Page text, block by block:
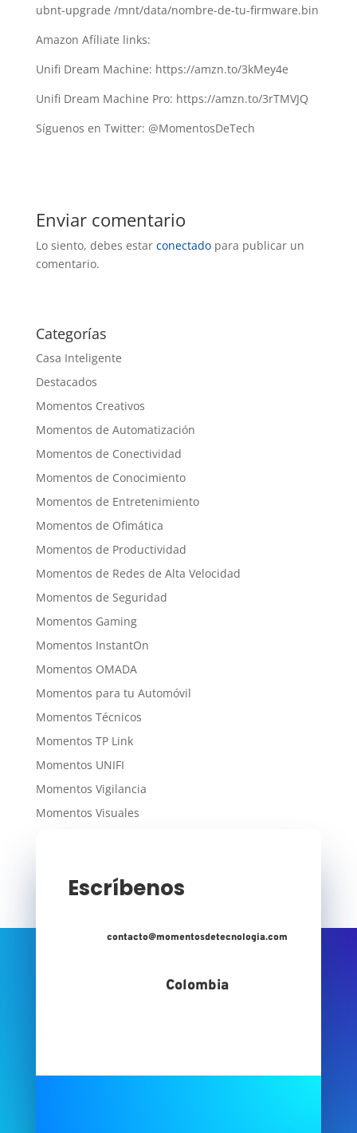
ubnt-upgrade /mnt/data/nombre-de-tu-firmware.bin
Amazon Afíliate links:
Unifi Dream Machine: https://amzn.to/3kMey4e
Unifi Dream Machine Pro: https://amzn.to/3rTMVJQ
Síguenos en Twitter: @MomentosDeTech
Enviar comentario
Lo siento, debes estar conectadopara publicar un
comentario.
Categorías
Casa Inteligente
Destacados
Momentos Creativos
Momentos de Automatización
Momentos de Conectividad
Momentos de Conocimiento
Momentos de Entretenimiento
Momentos de Ofimática
Momentos de Productividad
Momentos de Redes de Alta Velocidad
Momentos de Seguridad
Momentos Gaming
Momentos InstantOn
Momentos OMADA
Momentos para tu Automóvil
Momentos Técnicos
Momentos TP Link
Momentos UNIFI
Momentos Vigilancia
Momentos Visuales
Escríbenos
contacto@momentosdetecnologia.com
Colombia